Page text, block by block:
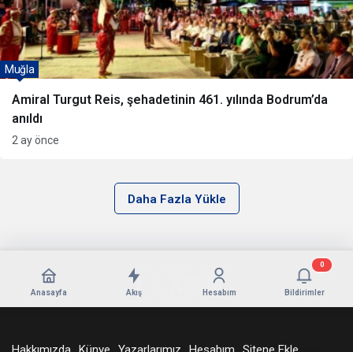
Amiral Turgut Reis, şehadetinin 461. yılında Bodrum’da
anıldı
Muğla
2 ay önce
Daha Fazla Yükle
Anasayfa Akış Hesabım Bildirimler
0